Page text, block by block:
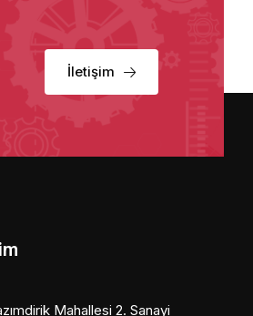
İletişim
Mahallesi 2. Sanayi